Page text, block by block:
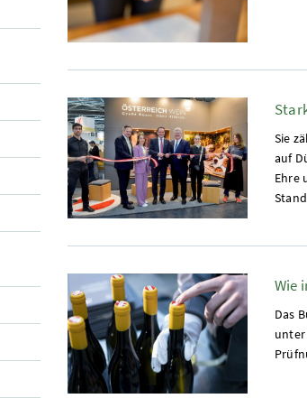
Sie
auf
Ehre
Wie
Das
unter